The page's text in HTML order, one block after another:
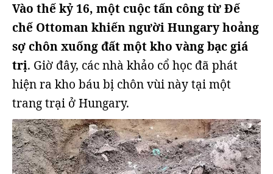
Vào thế kỷ 16, một cuộc tấn công từ Đế
chế Ottoman khiến người Hungary hoảng
sợ chôn xuống đất một kho vàng bạc giá
trị. Giờ đây, các nhà khảo cổ học đã phát
hiện ra kho báu bị chôn vùi này tại một
trang trại ở Hungary.